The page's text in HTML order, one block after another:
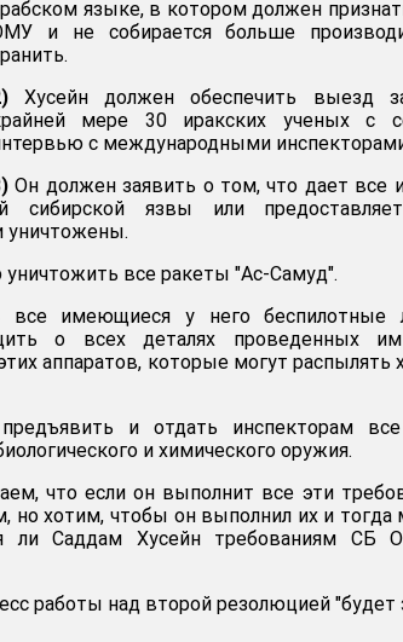
языке, в котором должен
и не собирается больше
Хусейн должен обеспечить выезд
мере 30 иракских ученых с
с международными
Он должен заявить о том, что дает все
сибирской язвы или
уничтожены.
все ракеты "Ас-Самуд".
имеющиеся у него беспилотные
о всех деталях проведенных
аппаратов, которые могут распылять
и отдать инспекторам
и химического оружия.
что если он выполнит все эти
но хотим, чтобы он выполнил их и тогда
ли Саддам Хусейн требованиям СБ
работы над второй резолюцией